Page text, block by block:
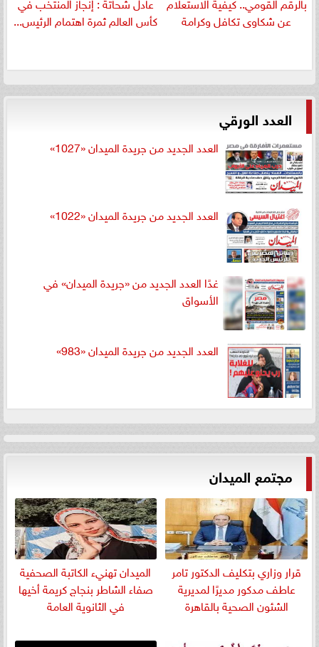
عن شكاوى تكافل وكرامة
كأس العالم ثمرة اهتمام الرئيس...
العدد الورقي
العدد الجديد من جريدة الميدان «1027»
العدد الجديد من جريدة الميدان «1022»
غدًا العدد الجديد من «جريدة الميدان» في
الأسواق
العدد الجديد من جريدة الميدان «983»
مجتمع الميدان
قرار وزاري بتكليف الدكتور تامر
عاطف مدكور مديرًا لمديرية
الشئون الصحية بالقاهرة
الميدان تهنيء الكاتبة الصحفية
صفاء الشاطر بنجاج كريمة أخيها
في الثانوية العامة